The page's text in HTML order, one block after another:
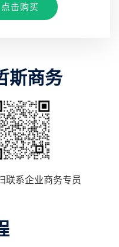
点击购买
斯商务
联系企业商务专员